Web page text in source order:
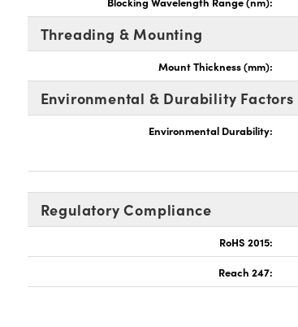
Threading & Mounting
Mount Thickness (mm):
Environmental & Durability Factors
Environmental Durability:
Regulatory Compliance
RoHS 2015:
Reach 247: